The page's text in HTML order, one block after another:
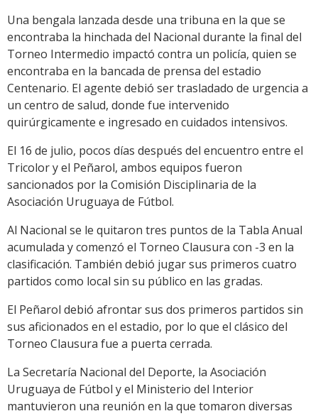
Una bengala lanzada desde una tribuna en la que se
encontraba la hinchada del Nacional durante la final del
Torneo Intermedio impactó contra un policía, quien se
encontraba en la bancada de prensa del estadio
Centenario. El agente debió ser trasladado de urgencia a
un centro de salud, donde fue intervenido
quirúrgicamente e ingresado en cuidados intensivos.
El 16 de julio, pocos días después del encuentro entre el
Tricolor y el Peñarol, ambos equipos fueron
sancionados por la Comisión Disciplinaria de la
Asociación Uruguaya de Fútbol.
Al Nacional se le quitaron tres puntos de la Tabla Anual
acumulada y comenzó el Torneo Clausura con -3 en la
clasificación. También debió jugar sus primeros cuatro
partidos como local sin su público en las gradas.
El Peñarol debió afrontar sus dos primeros partidos sin
sus aficionados en el estadio, por lo que el clásico del
Torneo Clausura fue a puerta cerrada.
La Secretaría Nacional del Deporte, la Asociación
Uruguaya de Fútbol y el Ministerio del Interior
mantuvieron una reunión en la que tomaron diversas